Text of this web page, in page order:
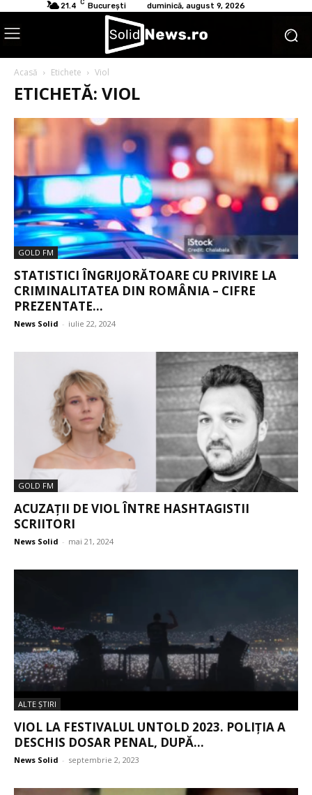
21.4 C București duminică, august 9, 2026
Acasă Etichete Viol
ETICHETĂ: VIOL
GOLD FM
STATISTICI ÎNGRIJORĂTOARE CU PRIVIRE LA
CRIMINALITATEA DIN ROMÂNIA – CIFRE
PREZENTATE...
News Solid - iulie 22, 2024
GOLD FM
ACUZAȚII DE VIOL ÎNTRE HASHTAGISTII
SCRIITORI
News Solid - mai 21, 2024
ALTE ŞTIRI
VIOL LA FESTIVALUL UNTOLD 2023. POLIȚIA A
DESCHIS DOSAR PENAL, DUPĂ...
News Solid - septembrie 2, 2023